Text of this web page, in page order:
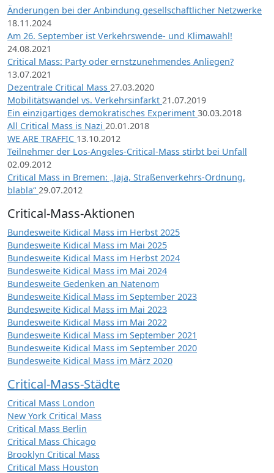
Änderungen bei der Anbindung gesellschaftlicher Netzwerke
18.11.2024
Am 26. September ist Verkehrswende- und Klimawahl!
24.08.2021
Critical Mass: Party oder ernstzunehmendes Anliegen?
13.07.2021
Dezentrale Critical Mass 27.03.2020
Mobilitätswandel vs. Verkehrsinfarkt 21.07.2019
Ein einzigartiges demokratisches Experiment 30.03.2018
All Critical Mass is Nazi 20.01.2018
WE ARE TRAFFIC 13.10.2012
Teilnehmer der Los-Angeles-Critical-Mass stirbt bei Unfall
02.09.2012
Critical Mass in Bremen: „Jaja, Straßenverkehrs-Ordnung,
blabla“ 29.07.2012
Critical-Mass-Aktionen
Bundesweite Kidical Mass im Herbst 2025
Bundesweite Kidical Mass im Mai 2025
Bundesweite Kidical Mass im Herbst 2024
Bundesweite Kidical Mass im Mai 2024
Bundesweite Gedenken an Natenom
Bundesweite Kidical Mass im September 2023
Bundesweite Kidical Mass im Mai 2023
Bundesweite Kidical Mass im Mai 2022
Bundesweite Kidical Mass im September 2021
Bundesweite Kidical Mass im September 2020
Bundesweite Kidical Mass im März 2020
Critical-Mass-Städte
Critical Mass London
New York Critical Mass
Critical Mass Berlin
Critical Mass Chicago
Brooklyn Critical Mass
Critical Mass Houston